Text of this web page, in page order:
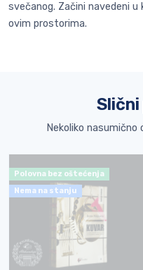
svečanog. Začini navedeni
ovim prostorima.
Nekoliko nasumično
Polovna bez oštećenja
Nema na stanju